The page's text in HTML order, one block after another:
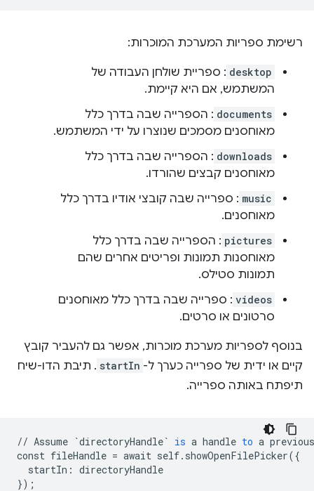
רשימת ספריות המערכת המוכרות:
desktop : ספריית שולחן העבודה של
המשתמש, אם היא קיימת.
documents : הספרייה שבה בדרך כלל
מאוחסנים מסמכים שנוצרו על ידי המשתמש.
downloads : הספרייה שבה בדרך כלל
מאוחסנים קבצים שהורדו.
music : ספרייה שבה קובצי אודיו בדרך כלל
מאוחסנים.
pictures : הספרייה שבה בדרך כלל
מאוחסנות תמונות ופריטים אחרים שהם
תמונות סטילס.
videos : ספרייה שבה בדרך כלל מאוחסנים
סרטונים או סרטים.
בנוסף לספריות מערכת מוכרות, אפשר גם להעביר קובץ
קיים או ידית של ספרייה כערך ל- startIn . תיבת הדו-שיח
תיפתח באותה ספרייה.
// Assume `directoryHandle` is a handle to a
const fileHandle = await self. showOpenFilePicker({
startIn : directoryHandle
});